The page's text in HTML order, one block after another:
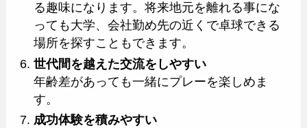
る趣味になります。将来地元を離れる事にな
っても大学、会社勤め先の近くで卓球できる
場所を探すこともできます。
世代間を越えた交流をしやすい
年齢差があっても一緒にプレーを楽しめま
す。
成功体験を積みやすい